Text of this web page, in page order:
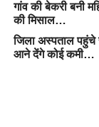
गांव की बेकरी बनी
की मिसाल…
जिला अस्पताल पहुंचे
आने देंगे कोई कमी…